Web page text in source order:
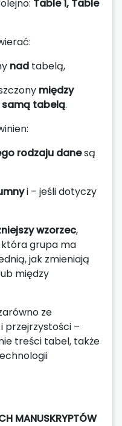
Table 1, Table
nad tabelą,
między
samą tabelą.
rodzaju danesą
i – jeśli dotyczy
wzorzec,
grupa ma
jak zmieniają
między
ze
przejrzystości –
treści tabel, także
MANUSKRYPTÓW